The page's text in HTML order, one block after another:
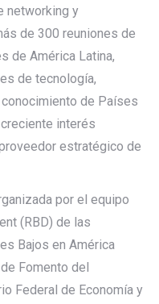
networking y
de 300 reuniones de
de América Latina,
de tecnología,
de Países
interés
estratégico de
por el equipo
(RBD) de las
Bajos en América
Fomento del
Federal de Economía y